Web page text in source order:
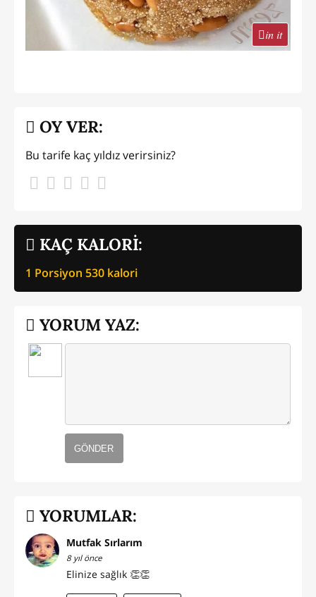
in it
KAÇ KALORİ:
1 Porsiyon 530 kalori
OY VER:
Bu tarife kaç yıldız verirsiniz?
YORUM YAZ:
GÖNDER
YORUMLAR:
Mutfak Sırlarım
8 yıl önce
Elinize sağlık 👏👏